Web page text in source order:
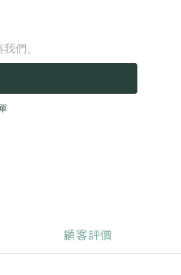
們。
顧客評價